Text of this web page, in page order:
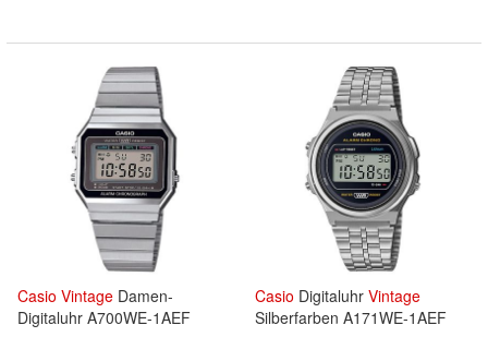
Casio Vintage Damen-
Digitaluhr A700WE-1AEF
Casio Digitaluhr Vintage
Silberfarben A171WE-1AEF